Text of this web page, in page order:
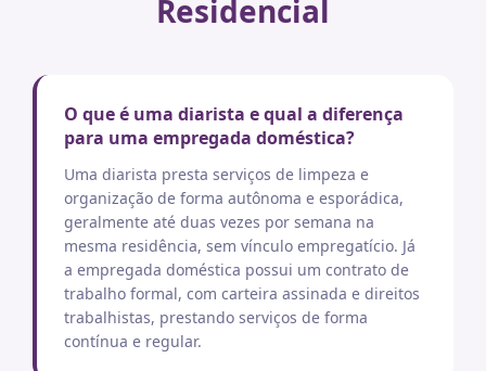
Residencial
O que é uma diarista e qual a diferença
para uma empregada doméstica?
Uma diarista presta serviços de limpeza e
organização de forma autônoma e esporádica,
geralmente até duas vezes por semana na
mesma residência, sem vínculo empregatício. Já
a empregada doméstica possui um contrato de
trabalho formal, com carteira assinada e direitos
trabalhistas, prestando serviços de forma
contínua e regular.